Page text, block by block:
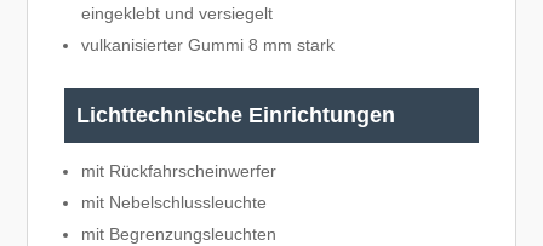
eingeklebt und versiegelt
vulkanisierter Gummi 8 mm stark
Lichttechnische Einrichtungen
mit Rückfahrscheinwerfer
mit Nebelschlussleuchte
mit Begrenzungsleuchten